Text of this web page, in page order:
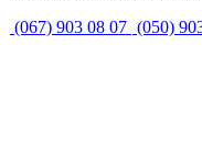
(067) 903 08 07 (050)